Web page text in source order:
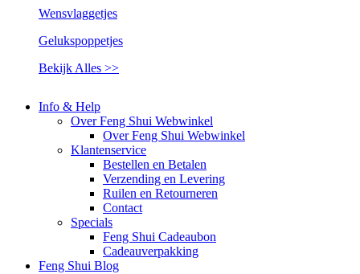
Wensvlaggetjes
Gelukspoppetjes
Bekijk Alles >>
Info & Help
Over Feng Shui Webwinkel
Over Feng Shui Webwinkel
Klantenservice
Bestellen en Betalen
Verzending en Levering
Ruilen en Retourneren
Contact
Specials
Feng Shui Cadeaubon
Cadeauverpakking
Feng Shui Blog